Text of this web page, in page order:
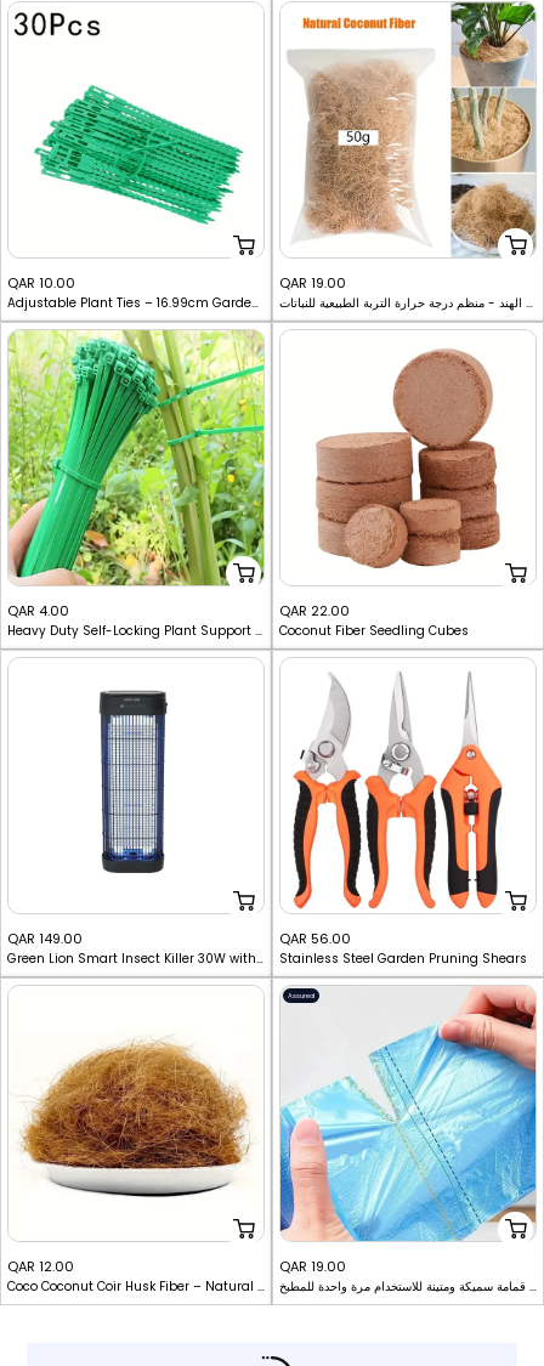
Sale
price
QAR 10.00
Adjustable Plant Ties – 16.99cm Garden Clips for Supporting Plants, Flowers & Vines
Sale
price
QAR 19.00
ألياف قشر جوز الهند - منظم درجة حرارة التربة الطبيعية للنباتات
Sale
price
QAR 4.00
Heavy Duty Self-Locking Plant Support Ties
Sale
price
QAR 22.00
Coconut Fiber Seedling Cubes
Sale
price
QAR 149.00
Green Lion Smart Insect Killer 30W with Timer & Remote – Indoor & Outdoor Pest Control
Sale
price
QAR 56.00
Stainless Steel Garden Pruning Shears
Sale
price
QAR 12.00
Coco Coconut Coir Husk Fiber – Natural Mulch for Orchids, Pet Bedding & Aquarium Decor
Assured
Sale
price
QAR 19.00
أكياس قمامة - عبوة مكونة من 5 لفات، أكياس قمامة سميكة ومتينة للاستخدام مرة واحدة للمطبخ